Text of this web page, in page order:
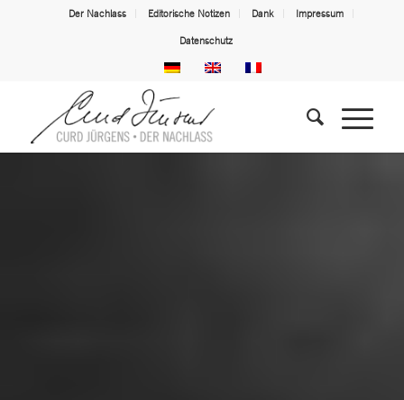
Der Nachlass Editorische Notizen Dank Impressum
Datenschutz